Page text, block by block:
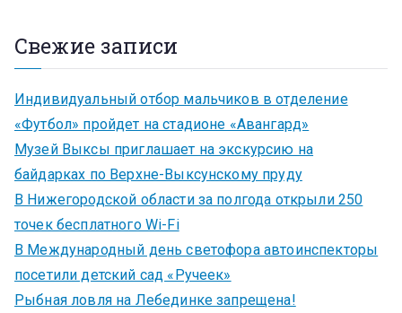
Свежие записи
Индивидуальный отбор мальчиков в отделение
«Футбол» пройдет на стадионе «Авангард»
Музей Выксы приглашает на экскурсию на
байдарках по Верхне-Выксунскому пруду
В Нижегородской области за полгода открыли 250
точек бесплатного Wi-Fi
В Международный день светофора автоинспекторы
посетили детский сад «Ручеек»
Рыбная ловля на Лебединке запрещена!